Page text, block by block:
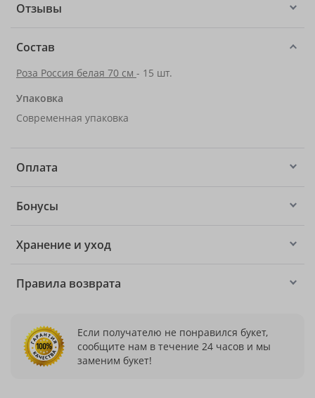
Отзывы
Состав
Роза Россия белая 70 см - 15 шт.
Упаковка
Современная упаковка
Оплата
Бонусы
Хранение и уход
Правила возврата
Если получателю не понравился букет,
сообщите нам в течение 24 часов и мы
заменим букет!